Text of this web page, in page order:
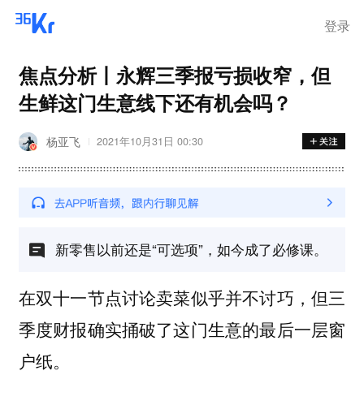
登录
焦点分析丨永辉三季报亏损收窄，但
生鲜这门生意线下还有机会吗？
杨亚飞 2021年10月31日 00:30
新零售以前还是“可选项”，如今成了必修课。
在双十一节点讨论卖菜似乎并不讨巧，但三
季度财报确实捅破了这门生意的最后一层窗
户纸。